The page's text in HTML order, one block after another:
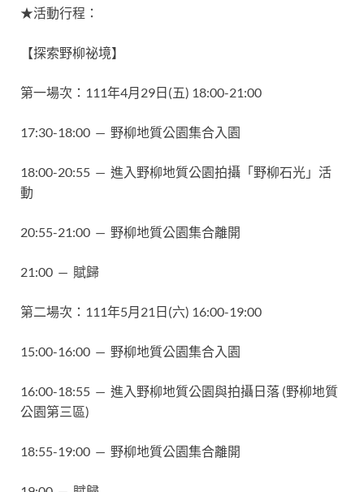
★活動行程：
【探索野柳祕境】
第一場次：111年4月29日(五) 18:00-21:00
17:30-18:00 — 野柳地質公園集合入園
18:00-20:55 — 進入野柳地質公園拍攝「野柳石光」活
動
20:55-21:00 — 野柳地質公園集合離開
21:00 — 賦歸
第二場次：111年5月21日(六) 16:00-19:00
15:00-16:00 — 野柳地質公園集合入園
16:00-18:55 — 進入野柳地質公園與拍攝日落 (野柳地質
公園第三區)
18:55-19:00 — 野柳地質公園集合離開